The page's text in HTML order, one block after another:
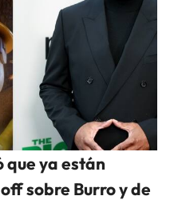
que ya están
sobre Burro y de